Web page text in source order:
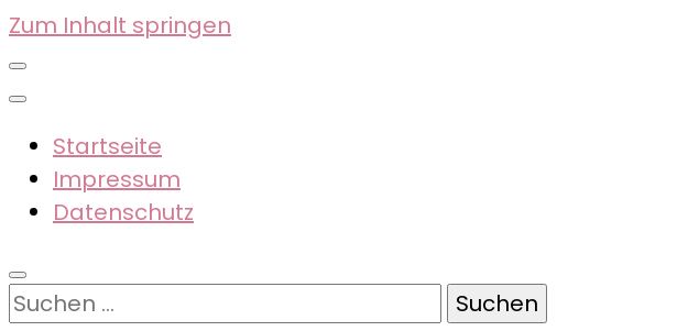
Zum Inhalt springen
Startseite
Impressum
Datenschutz
Suchen